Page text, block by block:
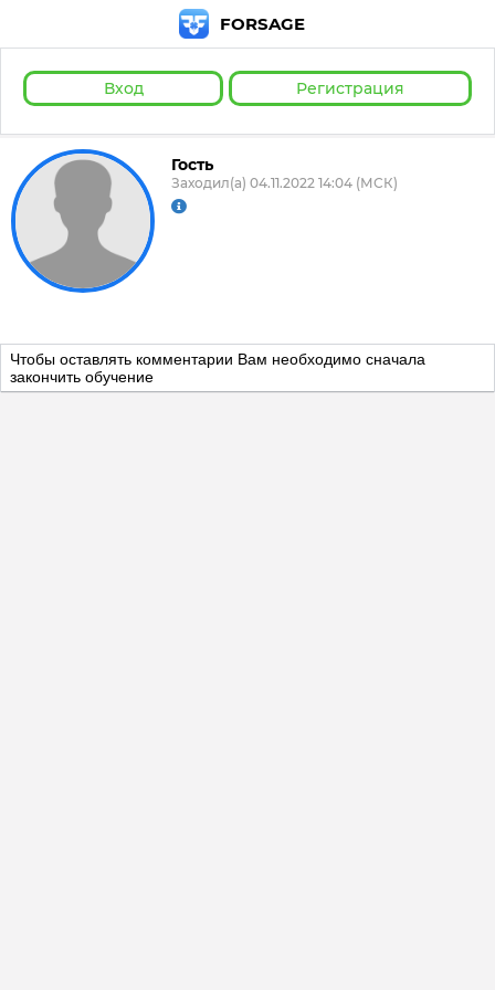
FORSAGE
Вход Регистрация
Гость
Заходил(а) 04.11.2022 14:04 (МСК)
Чтобы оставлять комментарии Вам необходимо сначала
закончить обучение